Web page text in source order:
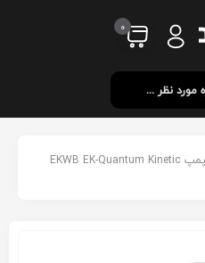
0
پمپ EKWB EK-Quantum Kinetic